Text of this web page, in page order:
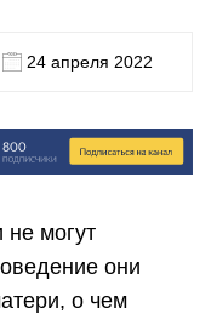
24 апреля 2022
не могут
они
о чем